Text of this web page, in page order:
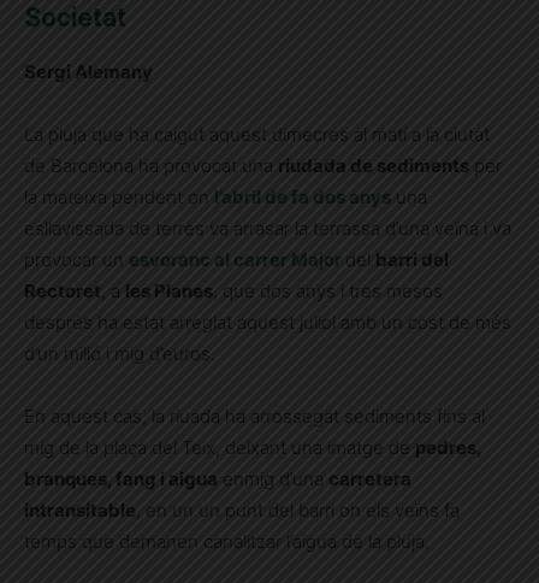
Societat
Sergi Alemany
La pluja que ha caigut aquest dimecres al matí a la ciutat
de Barcelona ha provocat una riudada de sediments per
la mateixa pendent on l’abril de fa dos anys una
esllavissada de terres va arrasar la terrassa d’una veïna i va
provocar un esvoranc al carrer Major del barri del
Rectoret, a les Planes, que dos anys i tres mesos
després ha estat arreglat aquest juliol amb un cost de més
d’un milió i mig d’euros.
En aquest cas, la riuada ha arrossegat sediments fins al
mig de la plaça del Teix, deixant una imatge de pedres,
branques, fang i aigua enmig d’una carretera
intransitable, en un un punt del barri on els veïns fa
temps que demanen canalitzar l’aigua de la pluja.